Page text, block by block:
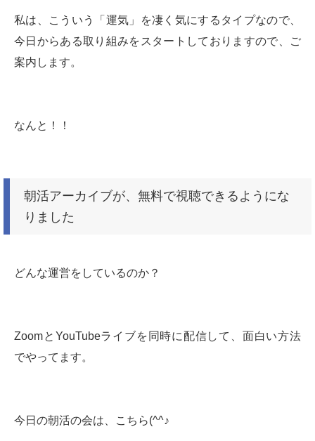
私は、こういう「運気」を凄く気にするタイプなので、
今日からある取り組みをスタートしておりますので、ご
案内します。
なんと！！
朝活アーカイブが、無料で視聴できるようにな
りました
どんな運営をしているのか？
ZoomとYouTubeライブを同時に配信して、面白い方法
でやってます。
今日の朝活の会は、こちら(^^♪